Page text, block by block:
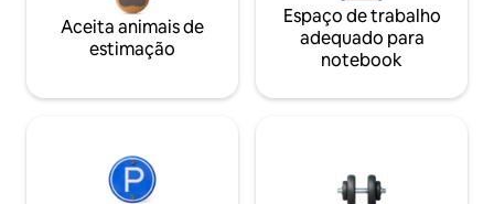
Aceita animais de
estimação
Espaço de trabalho
adequado para
notebook